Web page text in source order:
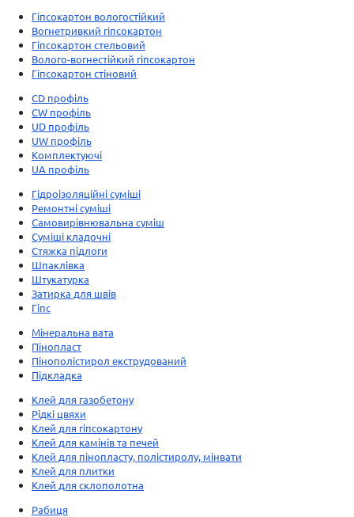
Гіпсокартон вологостійкий
Вогнетривкий гіпсокартон
Гіпсокартон стельовий
Волого-вогнестійкий гіпсокартон
Гіпсокартон стіновий
CD профіль
CW профіль
UD профіль
UW профіль
Комплектуючі
UA профіль
Гідроізоляційні суміші
Ремонтні суміші
Самовирівнювальна суміш
Суміші кладочні
Стяжка підлоги
Шпаклівка
Штукатурка
Затирка для швів
Гіпс
Мінеральна вата
Пінопласт
Пінополістирол екструдований
Підкладка
Клей для газобетону
Рідкі цвяхи
Клей для гіпсокартону
Клей для камінів та печей
Клей для пінопласту, полістиролу, мінвати
Клей для плитки
Клей для склополотна
Рабиця